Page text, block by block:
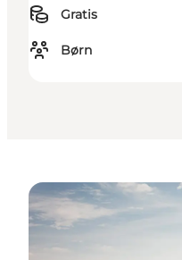
Gratis
Børn